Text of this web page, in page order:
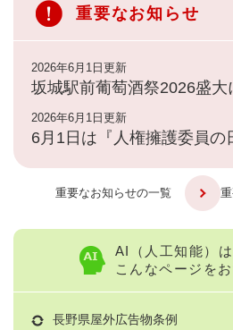
重要なお知らせ
2026年6月1日更新
坂城駅前葡萄酒祭2026盛大
2026年6月1日更新
6月1日は『人権擁護委員の
重要なお知らせの一覧
AI（人工知能）は
こんなページを
長野県屋外広告物条例